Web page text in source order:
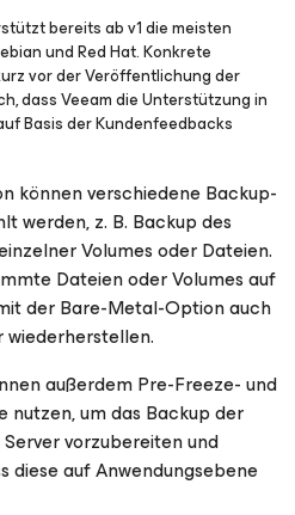
bereits ab v1 die meisten
und Red Hat. Konkrete
vor der Veröffentlichung der
dass Veeam die Unterstützung in
Basis der Kundenfeedbacks
können verschiedene Backup-
werden, z. B. Backup des
Volumes oder Dateien.
Dateien oder Volumes auf
der Bare-Metal-Option auch
außerdem Pre-Freeze- und
nutzen, um das Backup der
vorzubereiten und
diese auf Anwendungsebene